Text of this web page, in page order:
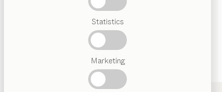
Statistics
Marketing
Österreichisches
Handwerk
Die Auswahl unserer Stoffe erfolgt nach strengen